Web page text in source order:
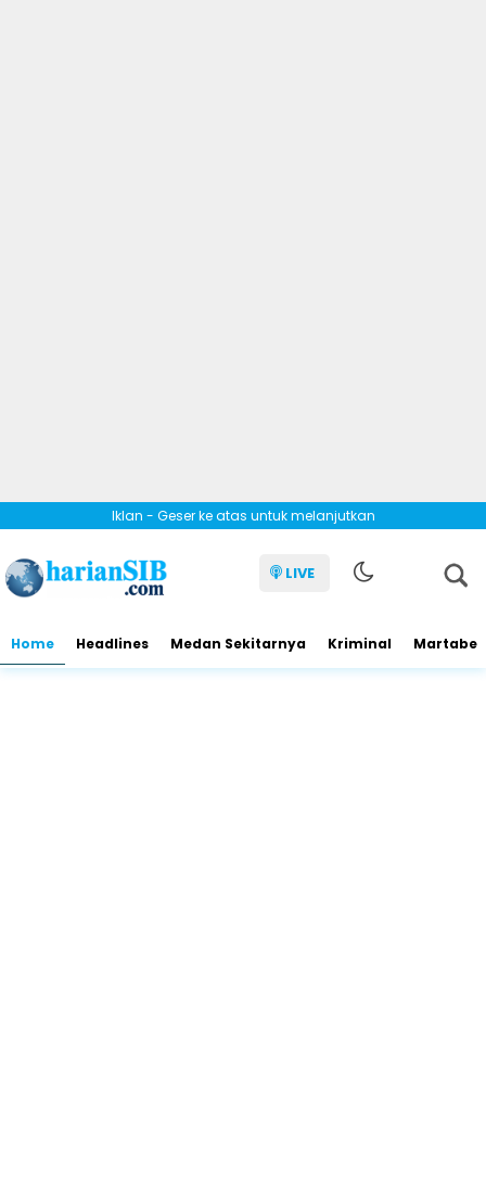
Iklan - Geser ke atas untuk melanjutkan
LIVE
Home Headlines Medan Sekitarnya Kriminal Martabe